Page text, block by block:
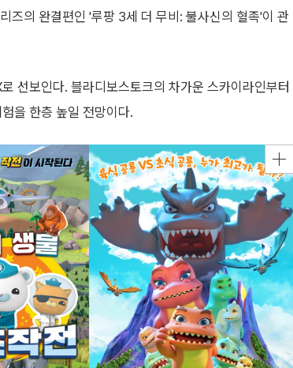
즈의 완결편인 '루팡 3세 더 무비: 불사신의 혈족'이 관
선보인다. 블라디보스토크의 차가운 스카이라인부터
을 한층 높일 전망이다.